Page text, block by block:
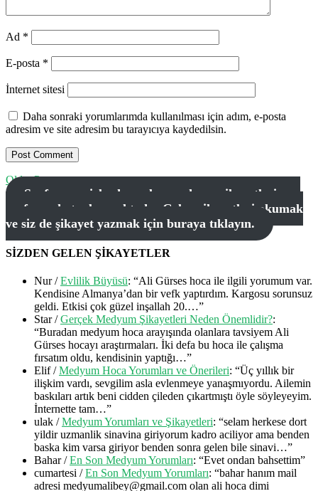
Ad *
E-posta *
İnternet sitesi
Daha sonraki yorumlarımda kullanılması için adım, e-posta
adresim ve site adresim bu tarayıcıya kaydedilsin.
Older Posts
Sayfamıza sizlerden gelen medyum şikayetleri ana
sayfamızda toplanmaktadır. Gelen şikayetleri okumak
ve siz de şikayet yazmak için buraya tıklayın.
SİZDEN GELEN ŞİKAYETLER
Nur/Evlilik Büyüsü: “Ali Gürses hoca ile ilgili yorumum var.
Kendisine Almanya’dan bir vefk yaptırdım. Kargosu sorunsuz
geldi. Etkisi çok güzel inşallah 20.…”
Star/Gerçek Medyum Şikayetleri Neden Önemlidir?:
“Buradan medyum hoca arayışında olanlara tavsiyem Ali
Gürses hocayı araştırmaları. İki defa bu hoca ile çalışma
fırsatım oldu, kendisinin yaptığı…”
Elif/Medyum Hoca Yorumları ve Önerileri: “Üç yıllık bir
ilişkim vardı, sevgilim asla evlenmeye yanaşmıyordu. Ailemin
baskıları artık beni cidden çileden çıkartmıştı öyle söyleyeyim.
İnternette tam…”
ulak /Medyum Yorumları ve Şikayetleri: “selam herkese dort
yildir uzmanlik sinavina giriyorum kadro aciliyor ama benden
baska kim varsa giriyor benden sonra gelen bile sinavi…”
Bahar/En Son Medyum Yorumları: “Evet ondan bahsettim”
cumartesi /En Son Medyum Yorumları: “bahar hanım mail
adresi medyumalibey@gmail.com olan ali hoca dimi